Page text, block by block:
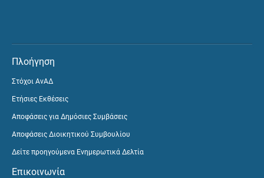
Πλοήγηση
Στόχοι ΑνΑΔ
Ετήσιες Εκθέσεις
Αποφάσεις για Δημόσιες Συμβάσεις
Αποφάσεις Διοικητικού Συμβουλίου
Δείτε προηγούμενα Ενημερωτικά Δελτία
Επικοινωνία